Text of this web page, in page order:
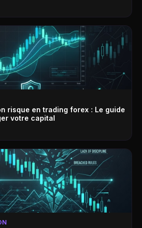
risque en trading forex : Le guide
votre capital